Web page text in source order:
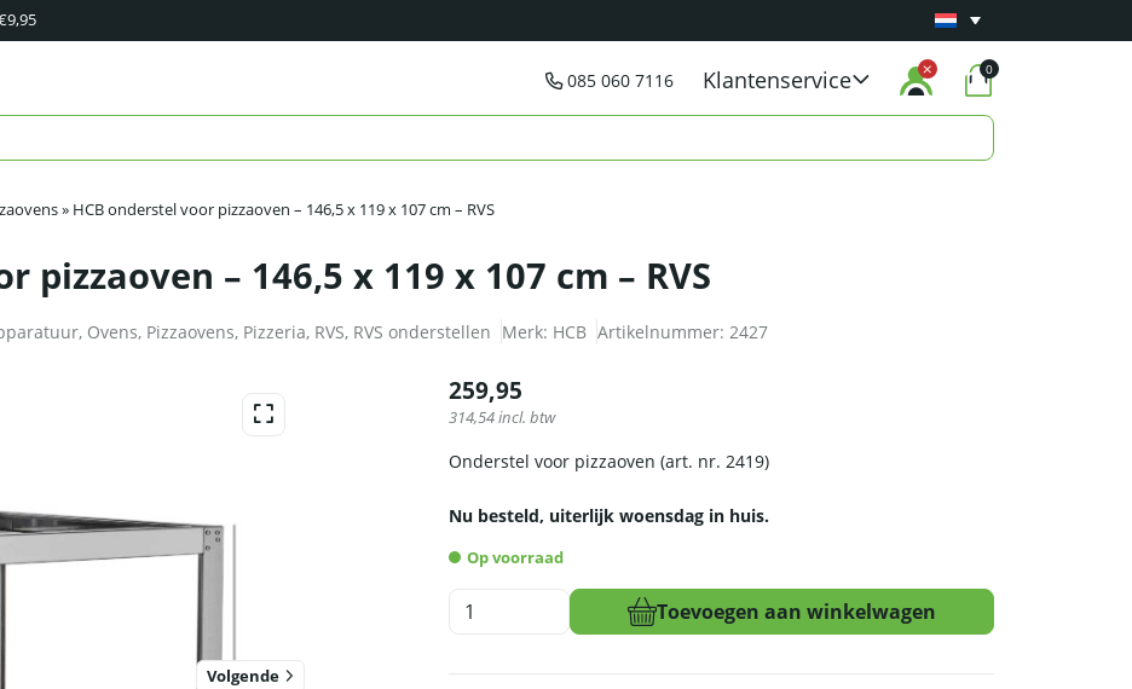
Carry-in garantie
085 060 7116 Klantenservice 0
» HCB onderstel voor pizzaoven – 146,5 x 119 x 107 cm – RVS
pizzaoven – 146,5 x 119 x 107 cm – RVS
, Ovens, Pizzaovens, Pizzeria, RVS, RVS onderstellen Merk: HCB Artikelnummer: 2427
Volgende
259,95
314,54incl. btw
Onderstel voor pizzaoven (art. nr. 2419)
Nu besteld, uiterlijk woensdag in huis.
Op voorraad
HCB
onderstel
Toevoegen aan winkelwagen